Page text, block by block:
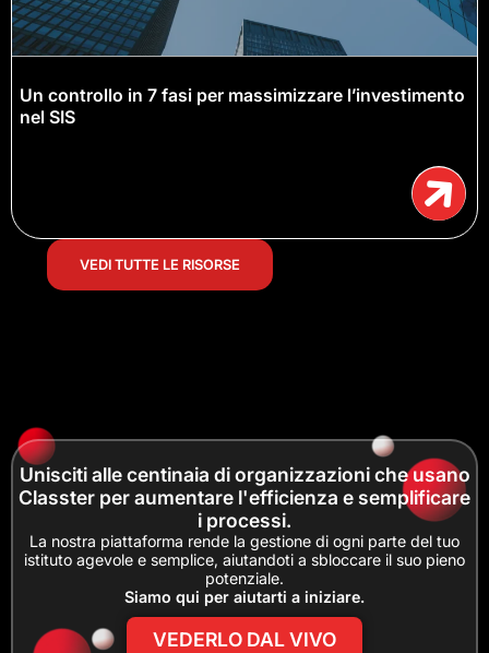
Un controllo in 7 fasi per massimizzare l’investimento
nel SIS
VEDI TUTTE LE RISORSE
Unisciti alle centinaia di organizzazioni che usano
Classter per aumentare l'efficienza e semplificare
i processi.
La nostra piattaforma rende la gestione di ogni parte del tuo
istituto agevole e semplice, aiutandoti a sbloccare il suo pieno
potenziale.
Siamo qui per aiutarti a iniziare.
VEDERLO DAL VIVO